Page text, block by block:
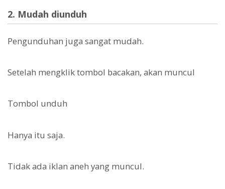
2. Mudah diunduh
Pengunduhan juga sangat mudah.
Setelah mengklik tombol bacakan, akan muncul
Tombol unduh
Hanya itu saja.
Tidak ada iklan aneh yang muncul.